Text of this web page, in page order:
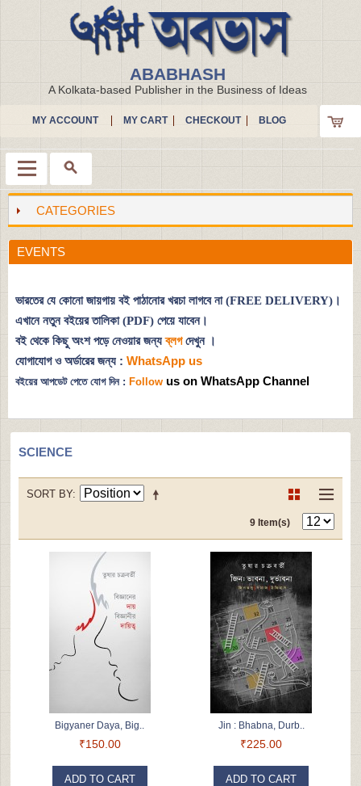
ABABHASH
A Kolkata-based Publisher in the Business of Ideas
MY ACCOUNT MY CART CHECKOUT BLOG
MenuCATEGORIES
EVENTS
ভারতের যে কোনো জায়গায় বই পাঠানোর খরচা লাগবে না (FREE DELIVERY)।
এখানে নতুন বইয়ের তালিকা (PDF) পেয়ে যাবেন।
বই থেকে কিছু অংশ পড়ে নেওয়ার জন্যব্লগদেখুন ।
যোগাযোগ ও অর্ডারের জন্য : WhatsApp us
বইয়ের আপডেট পেতে যোগ দিন : Follow us on WhatsApp Channel
SCIENCE
SORT BY
9 Item(s)
Bigyaner Daya, Big..
₹150.00
ADD TO CART
Jin : Bhabna, Durb..
₹225.00
ADD TO CART